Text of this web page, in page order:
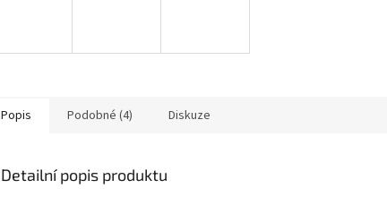
Popis Podobné (4) Diskuze
Detailní popis produktu